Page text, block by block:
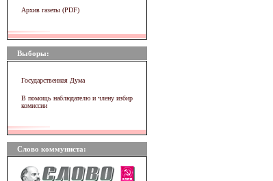
Архив газеты (PDF)
Выборы:
Государственная Дума
В помощь наблюдателю и члену избир
комиссии
Слово коммуниста: